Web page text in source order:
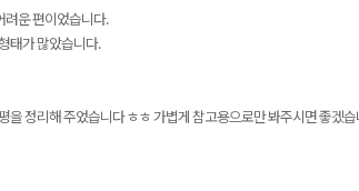
려운 편이었습니다.
태가 많았습니다.
을 정리해 주었습니다 ㅎㅎ 가볍게 참고용으로만 봐주시면 좋겠습